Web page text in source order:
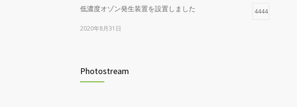
低濃度オゾン発生装置を設置しました 4444
2020年8月31日
2025年7月2日
Photostream